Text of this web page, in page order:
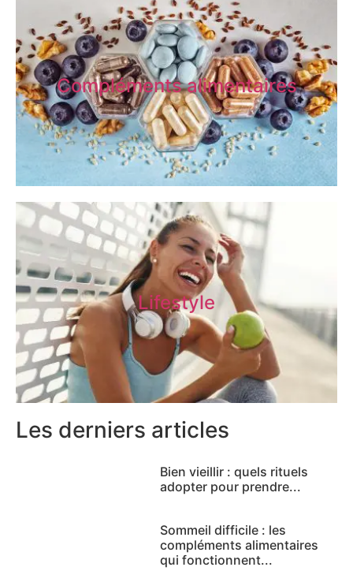
Compléments alimentaires
Lifestyle
Les derniers articles
Bien vieillir : quels rituels
adopter pour prendre...
Sommeil difficile : les
compléments alimentaires
qui fonctionnent...